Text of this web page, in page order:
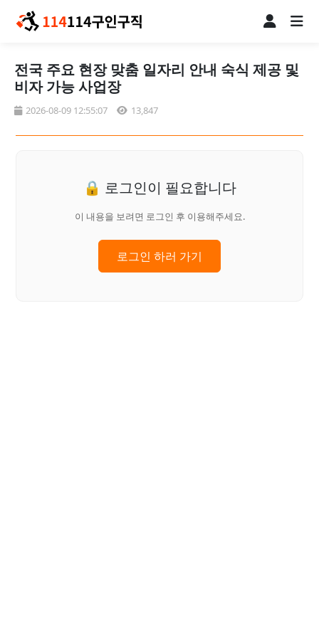
전국 주요 현장 맞춤 일자리 안내 숙식 제공 및
비자 가능 사업장
2026-08-09 12:55:07 13,847
🔒 로그인이 필요합니다
이 내용을 보려면 로그인 후 이용해주세요.
로그인 하러 가기